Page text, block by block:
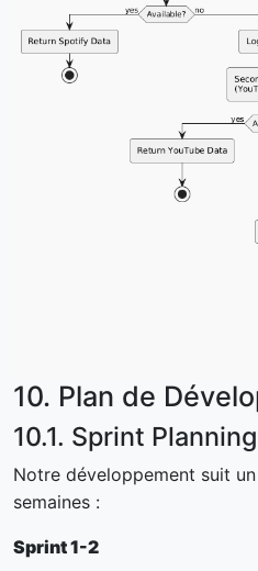
10. Plan de
10.1. Sprint Planning
Notre développement suit
semaines :
Sprint 1-2